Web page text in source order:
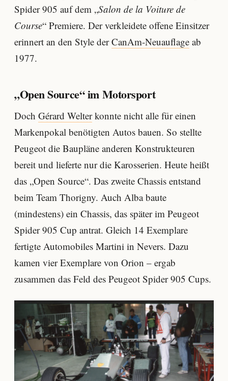
Spider 905 auf dem „Salon de la Voiture de
Course“ Premiere. Der verkleidete offene Einsitzer
erinnert an den Style derCanAm-Neuauflage ab
1977.
„Open Source“ im Motorsport
Doch Gérard Welterkonnte nicht alle für einen
Markenpokal benötigten Autos bauen. So stellte
Peugeot die Baupläne anderen Konstrukteuren
bereit und lieferte nur die Karosserien. Heute heißt
das „Open Source“. Das zweite Chassis entstand
beim Team Thorigny. Auch Alba baute
(mindestens) ein Chassis, das später im Peugeot
Spider 905 Cup antrat. Gleich 14 Exemplare
fertigte Automobiles Martini in Nevers. Dazu
kamen vier Exemplare von Orion – ergab
zusammen das Feld des Peugeot Spider 905 Cups.